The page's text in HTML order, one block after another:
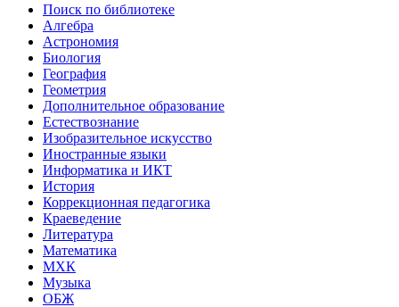
Поиск по библиотеке
Алгебра
Астрономия
Биология
География
Геометрия
Дополнительное образование
Естествознание
Изобразительное искусство
Иностранные языки
Информатика и ИКТ
История
Коррекционная педагогика
Краеведение
Литература
Математика
МХК
Музыка
ОБЖ